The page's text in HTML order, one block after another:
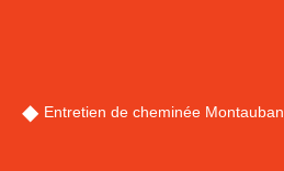
Entretien de cheminée Montauban